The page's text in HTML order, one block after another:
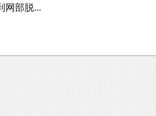
网部脱...